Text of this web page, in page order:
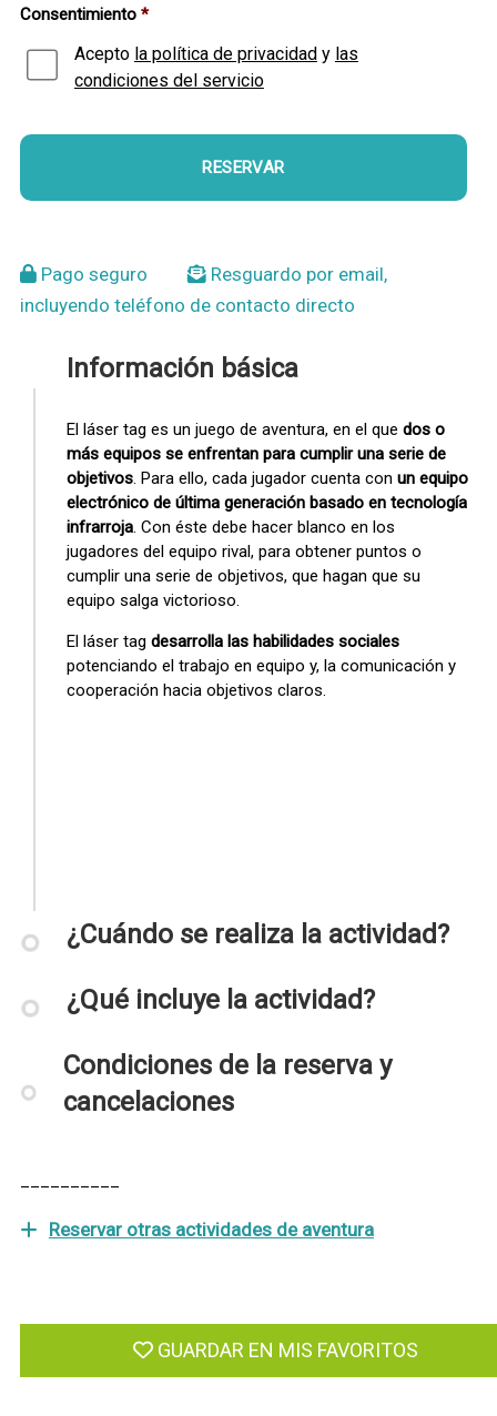
Consentimiento *
Acepto la política de privacidad y las
condiciones del servicio
Pago seguro
Resguardo por email,
incluyendo teléfono de contacto directo
Información básica
El láser tag es un juego de aventura, en el quedos o
más equipos se enfrentan para cumplir una serie de
objetivos. Para ello, cada jugador cuenta conun equipo
electrónico de última generación basado en tecnología
infrarroja. Con éste debe hacer blanco en los
jugadores del equipo rival, para obtener puntos o
cumplir una serie de objetivos, que hagan que su
equipo salga victorioso.
El láser tagdesarrolla las habilidades sociales
potenciando el trabajo en equipo y, la comunicación y
cooperación hacia objetivos claros.
¿Cuándo se realiza la actividad?
¿Qué incluye la actividad?
Condiciones de la reserva y
cancelaciones
Reservar otras actividades de aventura
GUARDAR EN MIS FAVORITOS